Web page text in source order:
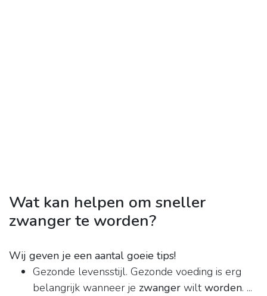
Wat kan helpen om sneller
zwanger te worden?
Wij geven je een aantal goeie tips!
Gezonde levensstijl. Gezonde voeding is erg
belangrijk wanneer je zwanger wiltworden. ...